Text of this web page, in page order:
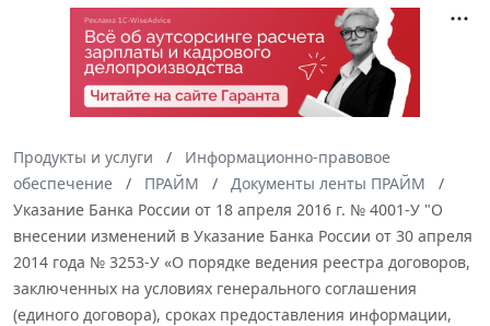
Продукты и услуги
Информационно-правовое
обеспечение
ПРАЙМ
Документы ленты ПРАЙМ
Указание Банка России от 18 апреля 2016 г. № 4001-У "О
внесении изменений в Указание Банка России от 30 апреля
2014 года № 3253-У «О порядке ведения реестра договоров,
заключенных на условиях генерального соглашения
(единого договора), сроках предоставления информации,